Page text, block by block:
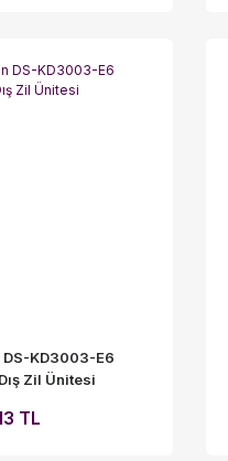
KD3003-E6
Zil Ünitesi
TL